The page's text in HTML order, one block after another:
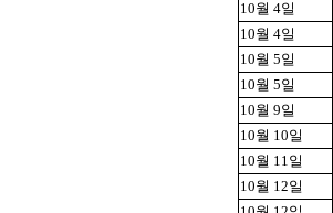
10월 4일
10월 4일
10월 5일
10월 5일
10월 9일
10월 10일
10월 11일
10월 12일